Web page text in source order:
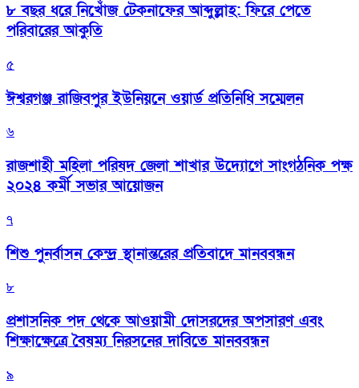
৮ বছর ধরে নিখোঁজ টেকনাফের আব্দুল্লাহ: ফিরে পেতে
পরিবারের আকুতি
৫
ঈশ্বরগঞ্জ রাজিবপুর ইউনিয়নে ওয়ার্ড প্রতিনিধি সম্মেলন
৬
রাজশাহী মহিলা পরিষদ জেলা শাখার উদ্যোগে সাংগঠনিক পক্ষ
২০২৪ কর্মী সভার আয়োজন
৭
শিশু পুনর্বাসন কেন্দ্র স্থানান্তরের প্রতিবাদে মানববন্ধন
৮
প্রশাসনিক পদ থেকে আওয়ামী দোসরদের অপসারণ এবং
শিক্ষাক্ষেত্রে বৈষম্য নিরসনের দাবিতে মানববন্ধন
৯